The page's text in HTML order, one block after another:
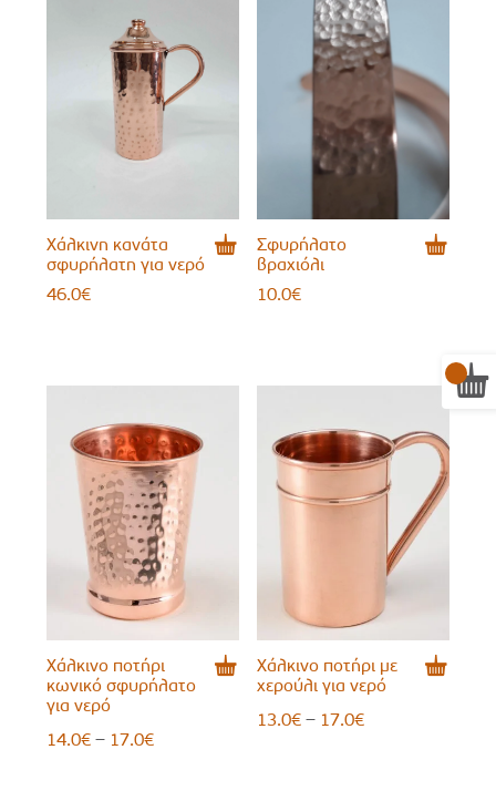
Χάλκινη κανάτα
σφυρήλατη για νερό
46.0€
Σφυρήλατο
βραχιόλι
10.0€
Χάλκινο ποτήρι
κωνικό σφυρήλατο
για νερό
14.0€ – 17.0€Price
Χάλκινο ποτήρι με
χερούλι για νερό
13.0€ – 17.0€Price